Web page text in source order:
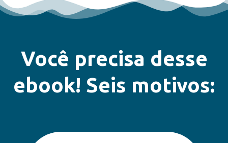
Você precisa desse
ebook! Seis motivos: